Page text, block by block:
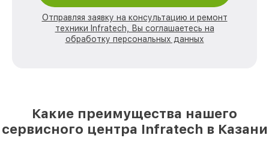
Отправляя заявку на консультацию и ремонт
техники Infratech, Вы соглашаетесь на
обработку персональных данных
Какие преимущества нашего
сервисного центра Infratech в Казани